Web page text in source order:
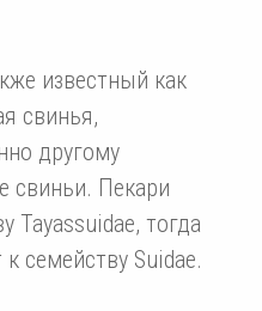
известный как
свинья,
другому
свиньи. Пекари
Tayassuidae, тогда
семейству Suidae.